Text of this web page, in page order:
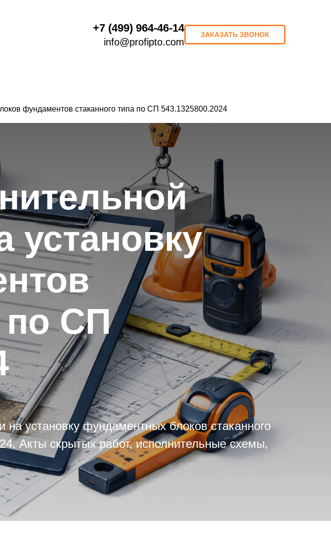
+7 (499) 964-46-14
info@profipto.com
ЗАКАЗАТЬ ЗВОНОК
8 (499) 964-46-14 ЗАКАЗАТЬ ЗВОНОК
фундаментов стаканного типа по СП 543.1325800.2024
установку
по СП
установку фундаментных блоков стаканного
Акты скрытых работ, исполнительные схемы,